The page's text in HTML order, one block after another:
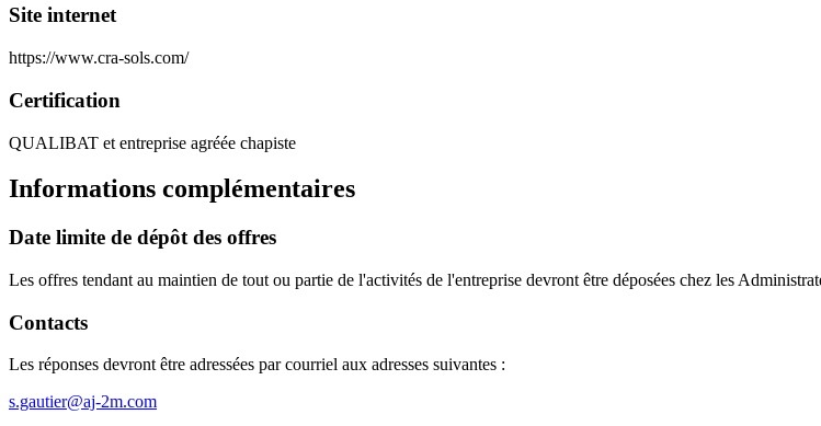
Site internet
https://www.cra-sols.com/
Certification
QUALIBAT et entreprise agréée chapiste
Informations complémentaires
Date limite de dépôt des offres
Les offres tendant au maintien de tout ou partie de l'activités de l'entreprise devront être déposées chez les
Contacts
Les réponses devront être adressées par courriel aux adresses suivantes :
s.gautier@aj-2m.com